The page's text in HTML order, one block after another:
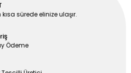
sürede elinize ulaşır.
Ödeme